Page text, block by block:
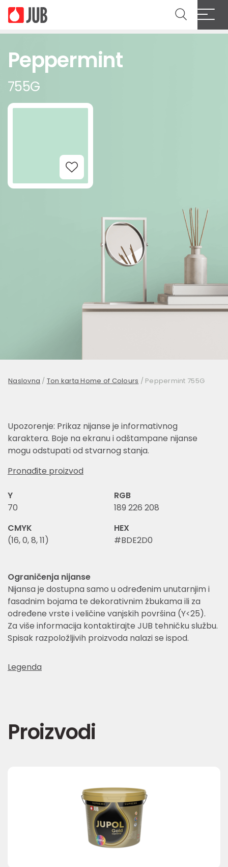
Peppermint
755G
Add to Wishlist
Naslovna / Ton karta Home of Colours / Peppermint 755G
Upozorenje: Prikaz nijanse je informativnog
karaktera. Boje na ekranu i odštampane nijanse
mogu odstupati od stvarnog stanja.
Pronađite proizvod
Y
70
RGB
189 226 208
CMYK
(16, 0, 8, 11)
HEX
#BDE2D0
Ograničenja nijanse
Nijansa je dostupna samo u određenim unutarnjim i
fasadnim bojama te dekorativnim žbukama ili za
određene vrste i veličine vanjskih površina (Y<25).
Za više informacija kontaktirajte JUB tehničku službu.
Spisak razpoložljivih proizvoda nalazi se ispod.
Legenda
Proizvodi